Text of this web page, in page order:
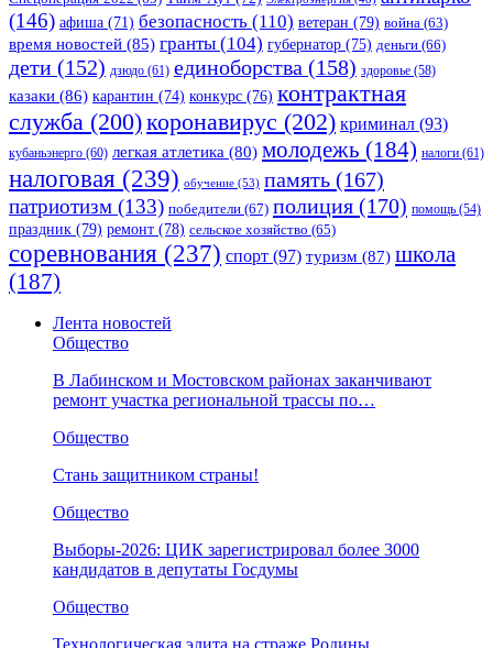
(146) афиша (71) безопасность (110) ветеран (79) война (63)
время новостей (85) гранты (104) губернатор (75) деньги (66)
дети (152) дзюдо (61) единоборства (158) здоровье (58)
казаки (86) карантин (74) конкурс (76) контрактная
служба (200)коронавирус (202) криминал (93)
кубаньэнерго (60) легкая атлетика (80) молодежь (184) налоги (61)
налоговая (239) обучение (53) память (167)
патриотизм (133) победители (67) полиция (170) помощь (54)
праздник (79) ремонт (78) сельское хозяйство (65)
соревнования (237) спорт (97) туризм (87) школа
(187)
Лента новостей
Общество
В Лабинском и Мостовском районах заканчивают
ремонт участка региональной трассы по…
Общество
Стань защитником страны!
Общество
Выборы-2026: ЦИК зарегистрировал более 3000
кандидатов в депутаты Госдумы
Общество